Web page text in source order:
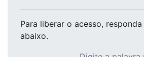
Para liberar o acesso,
abaixo.